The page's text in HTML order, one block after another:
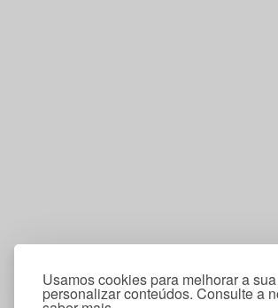
Usamos cookies para melhorar a
personalizar conteúdos. Consulte a